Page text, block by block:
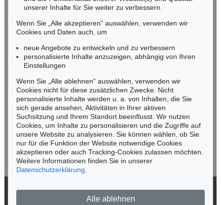
Nico Kassel, M.A.
Mobil: +49 (0)171 8618661
n.kassel@kettererkunst.de
Keine Auktion mehr verpassen!
Wir informieren Sie rechtzeitig.
Jetzt zum Newsletter anmelden >
unserer Inhalte für Sie weiter zu verbessern.
Wenn Sie „Alle akzeptieren“ auswählen, verwenden wir
Cookies und Daten auch, um
neue Angebote zu entwickeln und zu verbessern
personalisierte Inhalte anzuzeigen, abhängig von Ihren
Einstellungen
Wenn Sie „Alle ablehnen“ auswählen, verwenden wir
Cookies nicht für diese zusätzlichen Zwecke. Nicht
personalisierte Inhalte werden u. a. von Inhalten, die Sie
sich gerade ansehen, Aktivitäten in Ihrer aktiven
Suchsitzung und Ihrem Standort beeinflusst. Wir nutzen
Cookies, um Inhalte zu personalisieren und die Zugriffe auf
unsere Website zu analysieren. Sie können wählen, ob Sie
nur für die Funktion der Website notwendige Cookies
akzeptieren oder auch Tracking-Cookies zulassen möchten.
Weitere Informationen finden Sie in unserer
Datenschutzerklärung
Alle ablehnen